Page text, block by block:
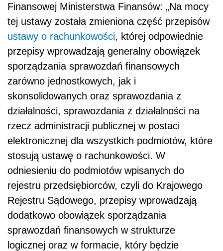
Finansowej Ministerstwa Finansów: „Na mocy
tej ustawy została zmieniona część przepisów
ustawy o rachunkowości, której odpowiednie
przepisy wprowadzają generalny obowiązek
sporządzania sprawozdań finansowych
zarówno jednostkowych, jak i
skonsolidowanych oraz sprawozdania z
działalności, sprawozdania z działalności na
rzecz administracji publicznej w postaci
elektronicznej dla wszystkich podmiotów, które
stosują ustawę o rachunkowości. W
odniesieniu do podmiotów wpisanych do
rejestru przedsiębiorców, czyli do Krajowego
Rejestru Sądowego, przepisy wprowadzają
dodatkowo obowiązek sporządzania
sprawozdań finansowych w strukturze
logicznej oraz w formacie, który będzie